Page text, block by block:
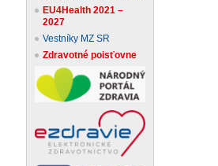
EU4Health 2021 –
2027
Vestníky MZ SR
Zdravotné poisťovne